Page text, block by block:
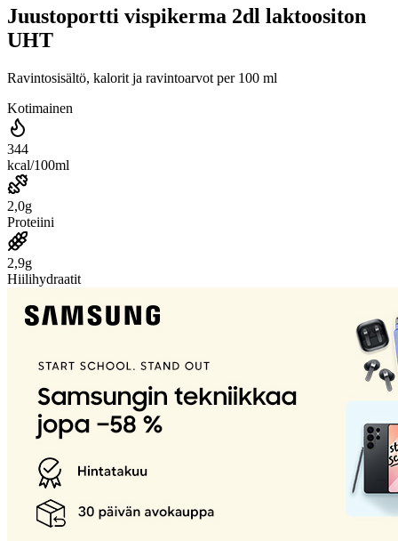
Juustoportti vispikerma 2dl laktoositon
UHT
Ravintosisältö, kalorit ja ravintoarvot per 100 ml
Kotimainen
344
kcal/100ml
2,0g
Proteiini
2,9g
Hiilihydraatit